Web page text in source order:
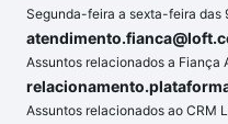
Segunda-feira a sexta-feira das
Assuntos relacionados a Fiança
Assuntos relacionados ao CRM